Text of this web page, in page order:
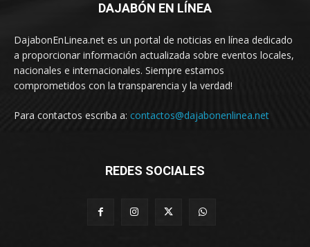
DAJABÓN EN LÍNEA
DajabonEnLinea.net es un portal de noticias en línea dedicado
a proporcionar información actualizada sobre eventos locales,
nacionales e internacionales. Siempre estamos
comprometidos con la transparencia y la verdad!
Para contactos escriba a: contactos@dajabonenlinea.net
REDES SOCIALES